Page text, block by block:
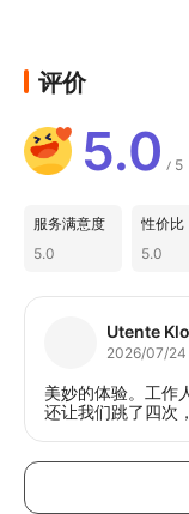
评价
5.0 / 5
服务满意度
5.0
性价比
5.0
Utente
2026/07/24
美妙的体验。工作
还让我们跳了四次